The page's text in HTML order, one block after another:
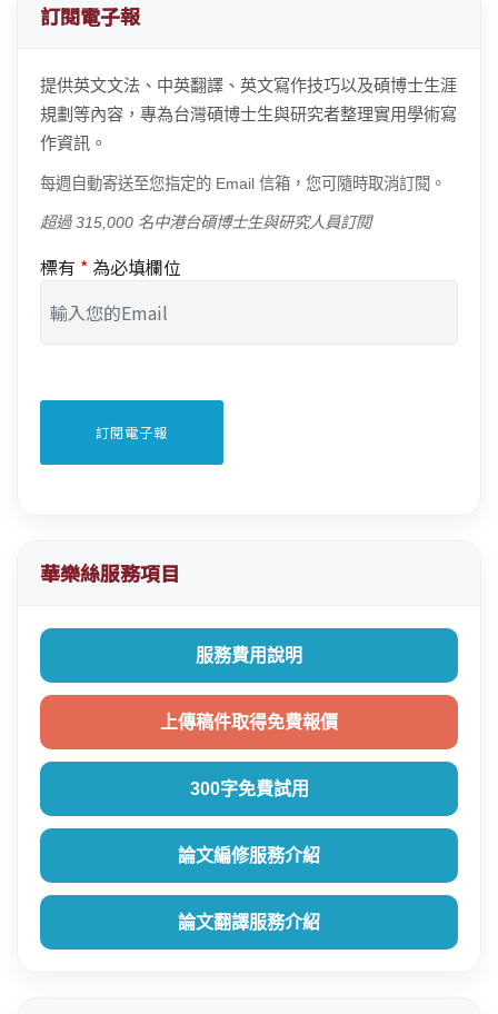
訂閱電子報
提供英文文法、中英翻譯、英文寫作技巧以及碩博士生涯
規劃等內容，專為台灣碩博士生與研究者整理實用學術寫
作資訊。
每週自動寄送至您指定的 Email 信箱，您可隨時取消訂閱。
超過 315,000 名中港台碩博士生與研究人員訂閱
標有 * 為必填欄位
華樂絲服務項目
服務費用說明
上傳稿件取得免費報價
300字免費試用
論文編修服務介紹
論文翻譯服務介紹